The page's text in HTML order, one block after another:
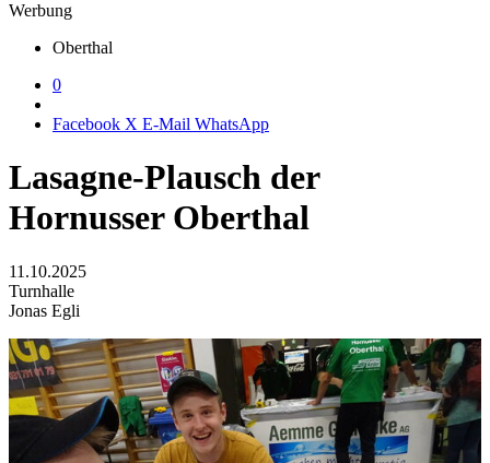
Werbung
Oberthal
0
Facebook X E-Mail WhatsApp
Lasagne-Plausch der
Hornusser Oberthal
11.10.2025
Turnhalle
Jonas Egli